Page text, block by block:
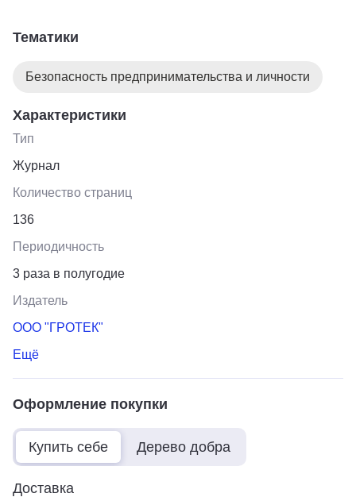
Тематики
Безопасность предпринимательства и личности
Характеристики
Тип
Журнал
Количество страниц
136
Периодичность
3 раза в полугодие
Издатель
ООО "ГРОТЕК"
Ещё
Оформление покупки
Купить себе Дерево добра
Доставка